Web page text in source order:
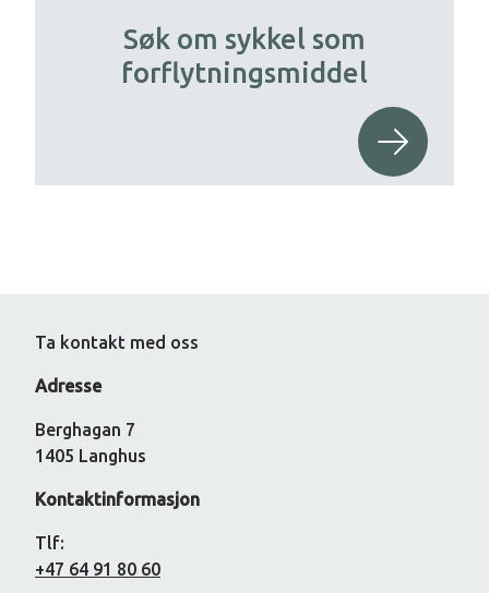
Søk om sykkel som
forflytningsmiddel
Ta kontakt med oss
Adresse
Berghagan 7
1405 Langhus
Kontaktinformasjon
Tlf:
+47 64 91 80 60